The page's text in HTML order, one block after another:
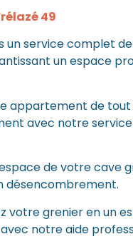
49
un service complet
un espace
appartement de tout
avec notre
de votre cave
désencombrement.
votre grenier en un
notre aide